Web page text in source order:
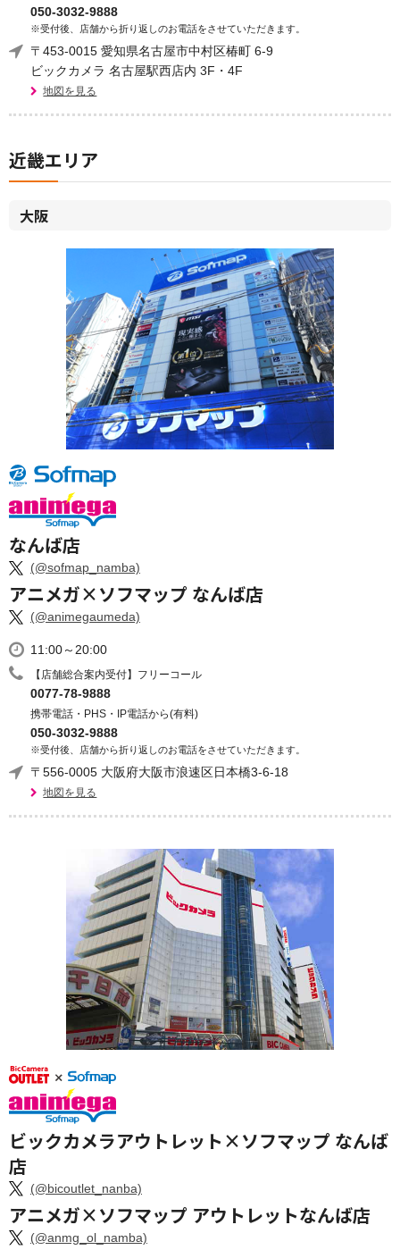
050-3032-9888
※受付後、店舗から折り返しのお電話をさせていただきます。
〒453-0015 愛知県名古屋市中村区椿町 6-9
ビックカメラ 名古屋駅西店内 3F・4F
地図を見る
近畿エリア
大阪
なんば店
(@sofmap_namba)
アニメガ×ソフマップ なんば店
(@animegaumeda)
11:00～20:00
【店舗総合案内受付】フリーコール
0077-78-9888
携帯電話・PHS・IP電話から(有料)
050-3032-9888
※受付後、店舗から折り返しのお電話をさせていただきます。
〒556-0005 大阪府大阪市浪速区日本橋3-6-18
地図を見る
ビックカメラアウトレット×ソフマップ なんば
店
(@bicoutlet_nanba)
アニメガ×ソフマップ アウトレットなんば店
(@anmg_ol_namba)